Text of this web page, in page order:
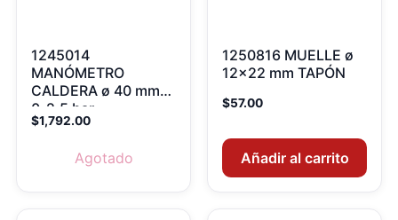
1245014
MANÓMETRO
CALDERA ø 40 mm
0-2,5 bar
$1,792.00
Agotado
1250816 MUELLE ø
12×22 mm TAPÓN
$57.00
Añadir al carrito